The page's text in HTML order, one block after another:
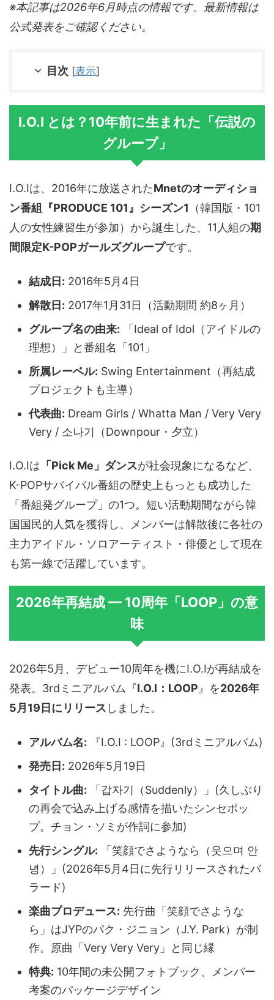
※本記事は2026年6月時点の情報です。最新情報は
公式発表をご確認ください。
目次 [表示]
I.O.I とは？10年前に生まれた「伝説の
グループ」
I.O.Iは、2016年に放送されたMnetのオーディショ
ン番組『PRODUCE 101』シーズン1 （韓国版・101
人の女性練習生が参加）から誕生した、11人組の期
間限定K-POPガールズグループです。
結成日: 2016年5月4日
解散日: 2017年1月31日（活動期間 約8ヶ月）
グループ名の由来: 「Ideal of Idol（アイドルの
理想）」と番組名「101」
所属レーベル: Swing Entertainment（再結成
プロジェクトも主導）
代表曲: Dream Girls / Whatta Man / Very Very
Very / 소나기（Downpour・夕立）
I.O.Iは 「Pick Me」ダンスが社会現象になるなど、
K-POPサバイバル番組の歴史上もっとも成功した
「番組発グループ」の1つ。短い活動期間ながら韓
国国民的人気を獲得し、メンバーは解散後に各社の
主力アイドル・ソロアーティスト・俳優として現在
も第一線で活躍しています。
2026年再結成 — 10周年「LOOP」の意
味
2026年5月、デビュー10周年を機にI.O.Iが再結成を
発表。3rdミニアルバム『I.O.I：LOOP 』を2026年
5月19日にリリース しました。
アルバム名: 『I.O.I : LOOP』(3rdミニアルバム)
発売日: 2026年5月19日
タイトル曲: 「갑자기（Suddenly）」(久しぶり
の再会で込み上げる感情を描いたシンセポッ
プ。チョン・ソミが作詞に参加)
先行シングル: 「笑顔でさようなら（웃으며 안
녕）」(2026年5月4日に先行リリースされたバ
ラード)
楽曲プロデュース: 先行曲「笑顔でさような
ら」はJYPのパク・ジニョン（J.Y. Park）が制
作。原曲「Very Very Very」と同じ縁
特典: 10年間の未公開フォトブック、メンバー
考案のパッケージデザイン